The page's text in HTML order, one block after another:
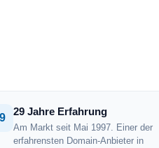
29 Jahre Erfahrung
Am Markt seit Mai 1997. Einer der
erfahrensten Domain-Anbieter in